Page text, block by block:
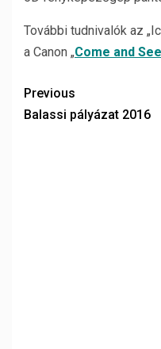
További tudnivalók az
a Canon „Come and See
Previous
Balassi pályázat 2016